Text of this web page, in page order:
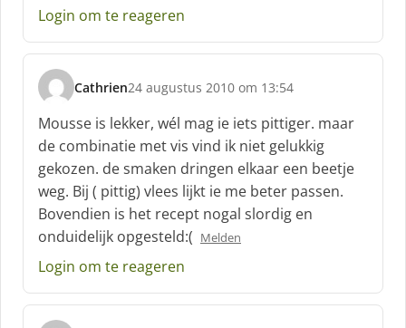
:Login om te reageren
Cathrien
s
c
h
r
e
e
f
24 augustus 2010 om 13:54
Mousse is lekker, wél mag ie iets pittiger. maar
de combinatie met vis vind ik niet gelukkig
gekozen. de smaken dringen elkaar een beetje
weg. Bij ( pittig) vlees lijkt ie me beter passen.
Bovendien is het recept nogal slordig en
onduidelijk opgesteld:( Melden
Login om te reageren